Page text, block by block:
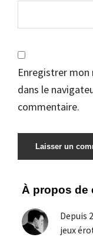
Enregistrer
dans le
commentaire.
Barre
latérale
principale
À propos de
Depuis
jeux